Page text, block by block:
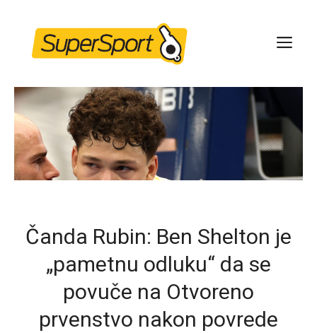
content
Čanda Rubin: Ben Shelton je
„pametnu odluku“ da se
povuče na Otvoreno
prvenstvo nakon povrede